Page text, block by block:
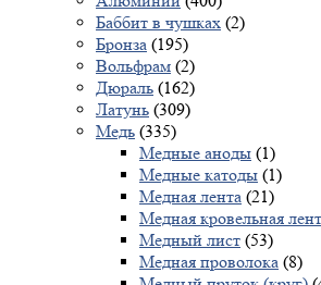
Баббит в чушках (2)
Бронза (195)
Вольфрам (2)
Дюраль (162)
Латунь (309)
Медь (335)
Медные аноды (1)
Медные катоды (1)
Медная лента (21)
Медная кровельная
Медный лист (53)
Медная проволока (8)